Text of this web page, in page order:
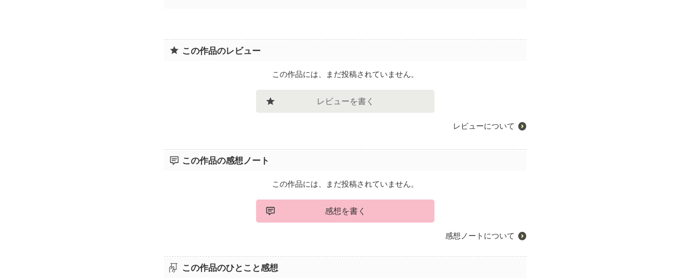
この作品のレビュー
この作品には、まだ投稿されていません。
レビューを書く
レビューについて
この作品の感想ノート
この作品には、まだ投稿されていません。
感想を書く
感想ノートについて
この作品のひとこと感想